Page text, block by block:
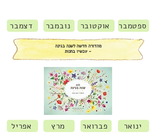
דצמבר נובמבר אוקטובר ספטמבר
מהדורה חדשה לשנה בגינה
- עכשיו בחנות
אפריל מרץ
פברואר
ינואר